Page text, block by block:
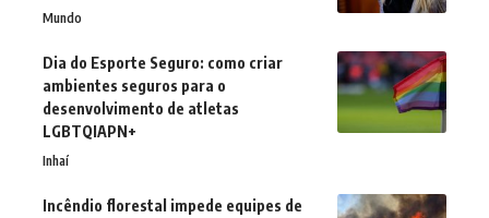
Mundo
Dia do Esporte Seguro: como criar
ambientes seguros para o
desenvolvimento de atletas
LGBTQIAPN+
Inhaí
Incêndio florestal impede equipes de